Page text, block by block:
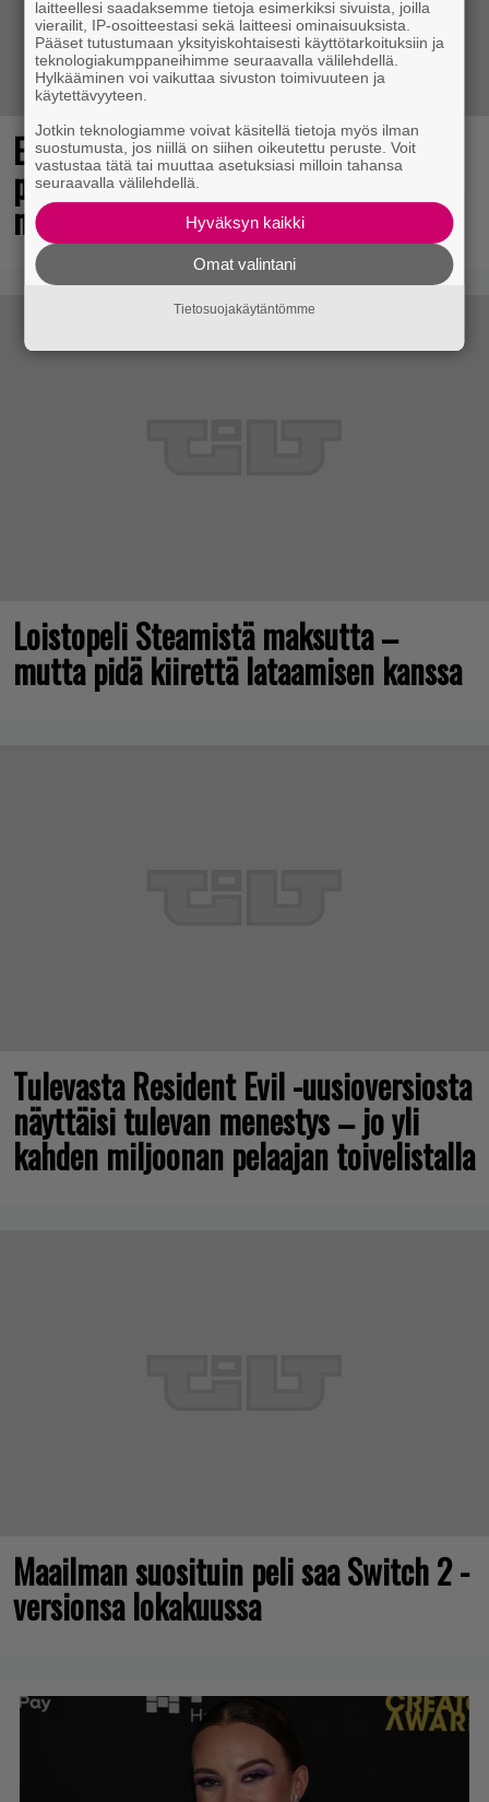
Elokuun PlayStation Plus Essential -
pelit ilmestyivät – mukana todellinen
mestariteos
Loistopeli Steamistä maksutta –
mutta pidä kiirettä lataamisen kanssa
Tulevasta Resident Evil -uusioversiosta
näyttäisi tulevan menestys – jo yli
kahden miljoonan pelaajan toivelistalla
Maailman suosituin peli saa Switch 2 -
versionsa lokakuussa
laitteellesi saadaksemme tietoja esimerkiksi sivuista, joilla
vierailit, IP-osoitteestasi sekä laitteesi ominaisuuksista.
Pääset tutustumaan yksityiskohtaisesti käyttötarkoituksiin ja
teknologiakumppaneihimme seuraavalla välilehdellä.
Hylkääminen voi vaikuttaa sivuston toimivuuteen ja
käytettävyyteen.
Jotkin teknologiamme voivat käsitellä tietoja myös ilman
suostumusta, jos niillä on siihen oikeutettu peruste. Voit
vastustaa tätä tai muuttaa asetuksiasi milloin tahansa
seuraavalla välilehdellä.
Hyväksyn kaikki
Omat valintani
Tietosuojakäytäntömme